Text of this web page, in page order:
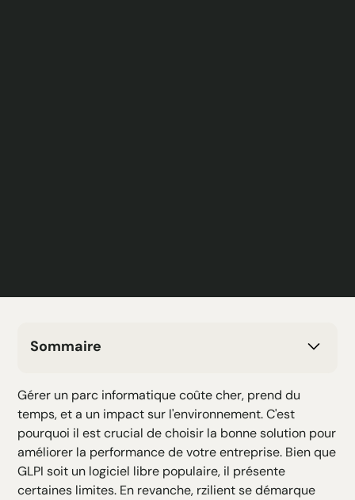
Sommaire
H3 Texte
H4 Texte
H5 Texte
H6 Texte
Gérer un parc informatique coûte cher, prend du
temps, et a un impact sur l'environnement. C'est
pourquoi il est crucial de choisir la bonne solution pour
améliorer la performance de votre entreprise. Bien que
GLPI soit un logiciel libre populaire, il présente
certaines limites. En revanche, rzilient se démarque